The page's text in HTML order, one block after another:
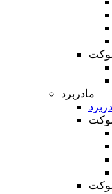
مادربرد